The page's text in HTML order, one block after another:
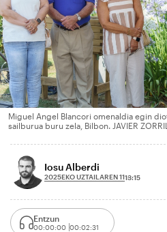
Miguel Angel Blancori omenaldia egin
sailburua buru zela, Bilbon. JAVIER
Iosu Alberdi
2025EKO UZTAILAREN 1113:15
Entzun
00:00:00 00:02:31